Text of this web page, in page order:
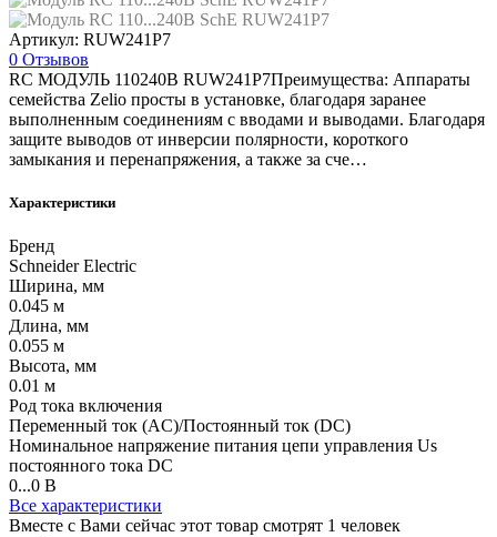
Артикул: RUW241P7
0 Отзывов
RC МОДУЛЬ 110240В RUW241P7Преимущества: Аппараты
семейства Zelio просты в установке, благодаря заранее
выполненным соединениям с вводами и выводами. Благодаря
защите выводов от инверсии полярности, короткого
замыкания и перенапряжения, а также за сче…
Характеристики
Бренд
Schneider Electric
Ширина, мм
0.045 м
Длина, мм
0.055 м
Высота, мм
0.01 м
Род тока включения
Переменный ток (AC)/Постоянный ток (DC)
Номинальное напряжение питания цепи управления Us
постоянного тока DC
0...0 В
Все характеристики
Вместе с Вами сейчас этот товар смотрят 1 человек